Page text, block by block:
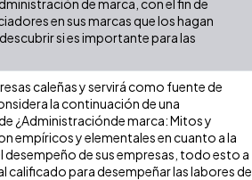
en sus marcas que los hagan
si es importante para las
caleñas y servirá como fuente de
la continuación de una
¿Administraciónde marca: Mitos y
empíricos y elementales en cuanto a la
desempeño de sus empresas, todo esto a
calificado para desempeñar las labores de